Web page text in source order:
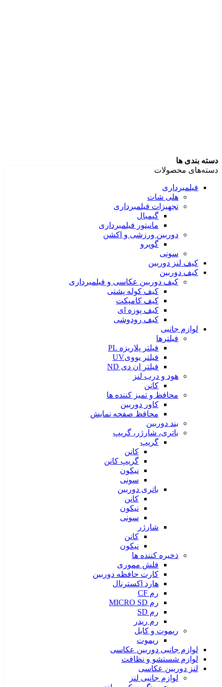
دسته بندی ها
دسته‌های محصولات
فیلمبرداری
هلی شات
تجهیزات فیلمبرداری
گیمبال
مانیتور فیلمبرداری
دوربین ورزشی و اکشن
گوپرو
سونی
کیف لنز دوربین
کیف دوربین
کیف دوربین عکاسی و فیلمبرداری
کیف کوله پشتی
کیف کامپکت
کیف پوزه ای
کیف رودوشی
لوازم جانبی
فیلترها
فیلتر پلاریزه PL
فیلتر یوویUV
فیلتر ان دی ND
هود و درب لنز
کانن
محافظ و تمیز کننده ها
کاور دوربین
محافظ صفحه نمایش
بند دوربین
باتری، شارژر، گریپ
گریپ
کانن
گریپ کانن
نیکون
سونی
باتری دوربین
کانن
نیکون
سونی
شارژر
کانن
نیکون
ذخیره کننده ها
فلش مموری
کارت حافظه دوربین
هارد اکسترنال
رم CF
رم MICRO SD
رم SD
رم ریدر
ریموت و کابل
ریموت
لوازم جانبی دوربین عکاسی
لوازم شستشو و نظافت
لنز دوربین عکاسی
لوازم جانبی لنز